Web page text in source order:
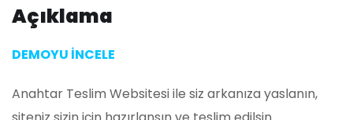
Açıklama
DEMOYU İNCELE
Anahtar Teslim Websitesi ile siz arkanıza yaslanın,